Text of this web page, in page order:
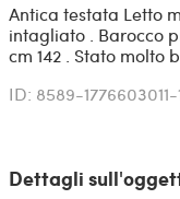
Antica testata Letto
intagliato . Barocco
cm 142 . Stato molto
ID: 8589-
Dettagli